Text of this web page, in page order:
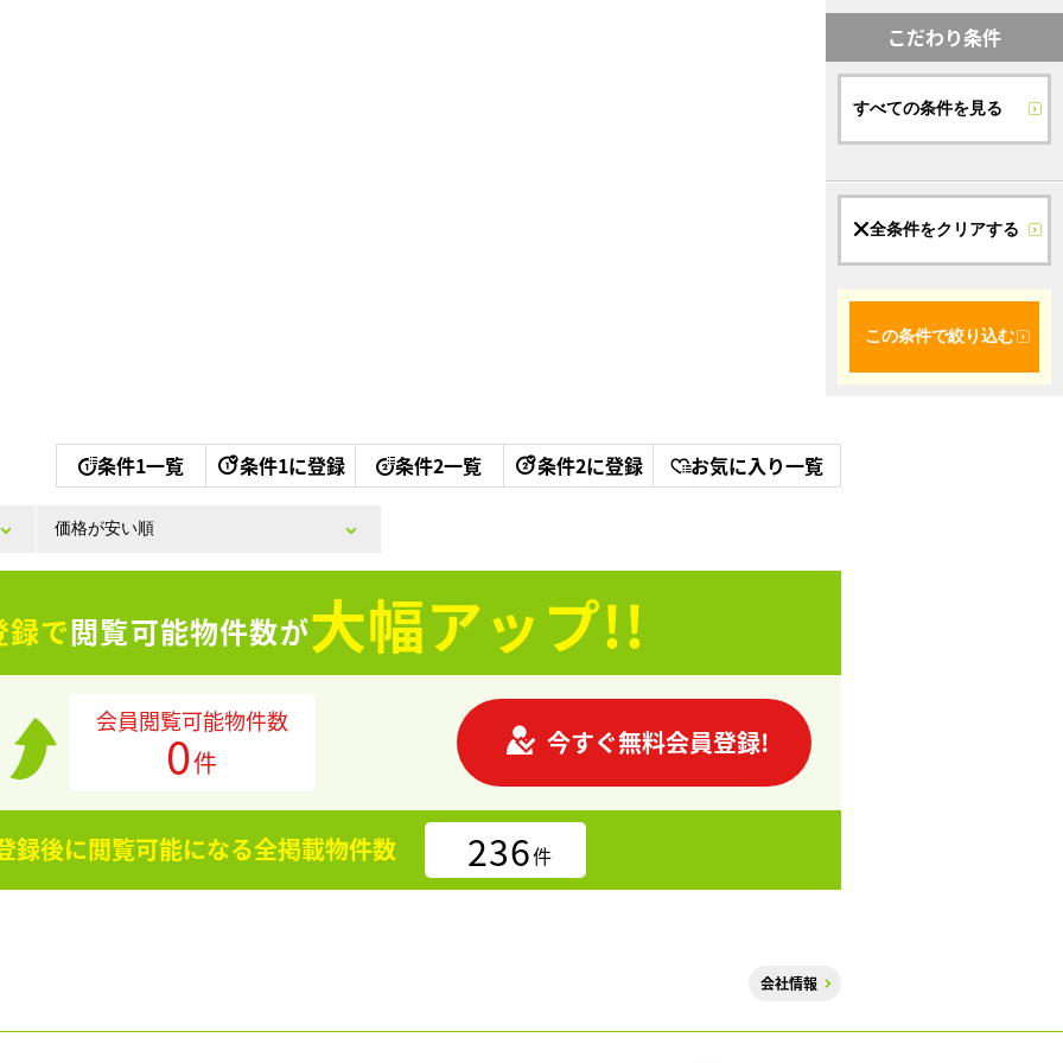
こだわり条件
すべての条件を見る
全条件をクリアする
この条件で絞り込む
条件1一覧 条件1に登録 条件2一覧 条件2に登録 お気に入り一覧
録で閲覧可能物件数が大幅アップ!!
会員閲覧可能物件数
0件
今すぐ無料会員登録!
録後に閲覧可能になる全掲載物件数 236件
会社情報